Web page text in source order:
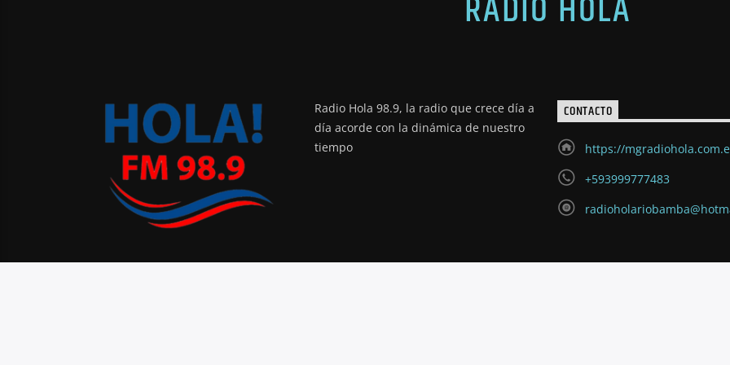
Radio Hola 98.9, la radio que crece día a
día acorde con la dinámica de nuestro
tiempo
CONTACTO
https://
+593999777483